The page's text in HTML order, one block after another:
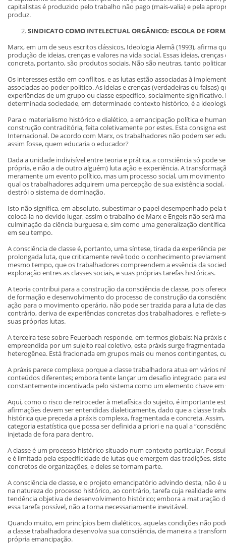
capitalistas é produzido pelo trabalho não pago (mais-valia) e pela
produz.
SINDICATO COMO INTELECTUAL ORGÂNICO: ESCOLA DE
Marx, em um de seus escritos clássicos, Ideologia Alemã (1993), afirma
produção de ideias, crenças e valores na vida social. Essas ideias,
concreta, portanto, são produtos sociais. Não são neutras, tanto
Os interesses estão em conflitos, e as lutas estão associadas à
associadas ao poder político. As ideias e crenças (verdadeiras ou falsas)
experiências de um grupo ou classe específico, socialmente
determinada sociedade, em determinado contexto histórico, é a
Para o materialismo histórico e dialético, a emancipação política e
construção contraditória, feita coletivamente por estes. Esta consigna
Internacional. De acordo com Marx, os trabalhadores não podem ser
assim fosse, quem educaria o educador?
Dada a unidade indivisível entre teoria e prática, a consciência só pode
própria, e não a de outro alguém) luta ação e experiência. A
meramente um evento político, mas um processo social, um
qual os trabalhadores adquirem uma percepção de sua existência
destrói o sistema de dominação.
Isto não significa, em absoluto, subestimar o papel desempenhado
colocá-la no devido lugar, assim o trabalho de Marx e Engels não será
culminação da ciência burguesa e, sim como uma generalização
em seu tempo.
A consciência de classe é, portanto, uma síntese, tirada da experiência
prolongada luta, que criticamente revê todo o conhecimento
mesmo tempo, que os trabalhadores compreendem a essência da
exploração entres as classes sociais, e suas próprias tarefas históricas.
A teoria contribui para a construção da consciência de classe, pois
de formação e desenvolvimento do processo de construção da
ação para o movimento operário, não pode ser trazida para a luta de
contrário, deriva de experiências concretas dos trabalhadores, e reflete-
suas próprias lutas.
A terceira tese sobre Feuerbach responde, em termos globais: Na práxis
empreendida por um sujeito real coletivo, esta práxis surge fragmentada
heterogênea. Está fracionada em grupos mais ou menos contingentes,
A práxis parece complexa porque a classe trabalhadora atua em vários
conteúdos diferentes; embora tente lançar um desafio integrado para
constantemente incentivada pelo sistema como um elemento chave
Aqui, como o risco de retroceder à metafísica do sujeito, é importante
afirmações devem ser entendidas dialeticamente, dado que a classe
histórica que preceda a práxis complexa, fragmentada e concreta. Assim,
categoria estatística que possa ser definida a priori e na qual a
injetada de fora para dentro.
A classe é um processo histórico situado num contexto particular.
e é limitada pela especificidade de lutas que emergem das tradições,
concretos de organizações, e deles se tornam parte.
A consciência de classe, e o projeto emancipatório advindo desta, não
na natureza do processo histórico, ao contrário, tarefa cuja realidade
tendência objetiva de desenvolvimento histórico; embora a maturação
essa tarefa possível, não a torna necessariamente inevitável.
Quando muito, em princípios bem dialéticos, aquelas condições não
a classe trabalhadora desenvolva sua consciência, de maneira a
própria emancipação.